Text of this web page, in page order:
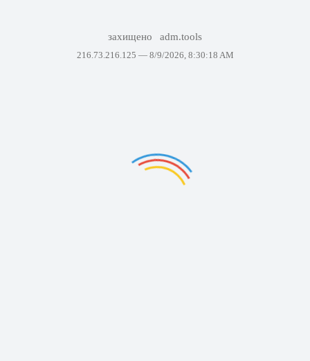
захищено adm.tools
216.73.216.125 — 8/9/2026, 8:30:18 AM